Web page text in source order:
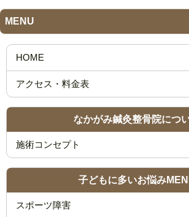
MENU
なかがみ鍼灸整骨院につ
施術コンセプト
子どもに多いお悩み
スポーツ障害